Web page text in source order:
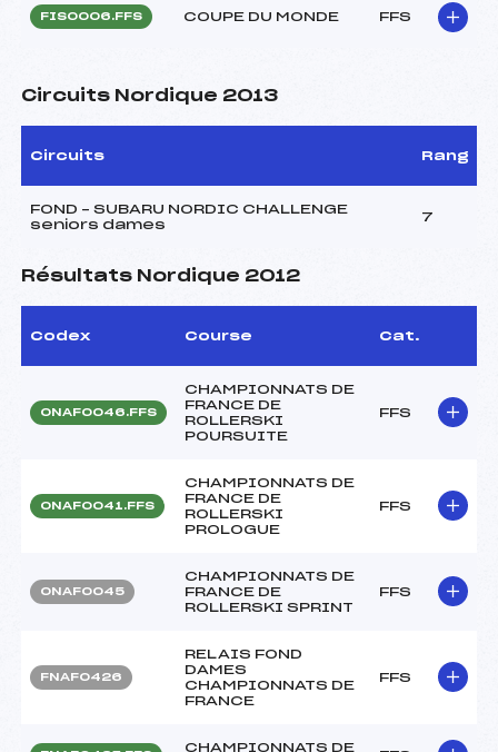
FIS0006.FFS COUPE DU MONDE FFS
Circuits Nordique 2013
Circuits Rang
FOND – SUBARU NORDIC CHALLENGE
seniors dames
7
Résultats Nordique 2012
Codex Course Cat.
ONAF0046.FFS
CHAMPIONNATS DE
FRANCE DE
ROLLERSKI
POURSUITE
FFS
ONAF0041.FFS
CHAMPIONNATS DE
FRANCE DE
ROLLERSKI
PROLOGUE
FFS
ONAF0045
CHAMPIONNATS DE
FRANCE DE
ROLLERSKI SPRINT
FFS
FNAF0426
RELAIS FOND
DAMES
CHAMPIONNATS DE
FRANCE
FFS
CHAMPIONNATS DE